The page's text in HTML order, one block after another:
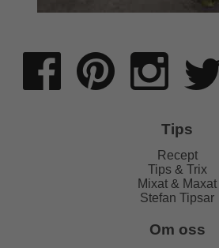
Tips
Recept
Tips & Trix
Mixat & Maxat
Stefan Tipsar
Om oss